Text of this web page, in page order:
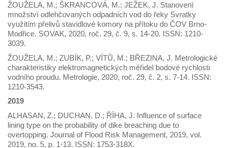
ŽOUŽELA, M.; ŠKRANCOVÁ, M.; JEŽEK, J. Stanovení
množství odlehčovaných odpadních vod do řeky Svratky
využitím přelivů stavidlové komory na přítoku do ČOV Brno-
Modřice. SOVAK, 2020, roč. 29, č. 9, s. 14-20. ISSN: 1210-
3039.
ŽOUŽELA, M.; ZUBÍK, P.; VÍTŮ, M.; BŘEZINA, J. Metrologické
charakteristiky elektromagnetických měřidel bodové rychlosti
vodního proudu. Metrologie, 2020, roč. 29, č. 2, s. 7-14. ISSN:
1210-3543.
2019
ALHASAN, Z.; DUCHAN, D.; ŘÍHA, J. Influence of surface
lining type on the probability of dike breaching due to
overtopping. Journal of Flood Risk Management, 2019, vol.
2019, no. 5, p. 1-13. ISSN: 1753-318X.